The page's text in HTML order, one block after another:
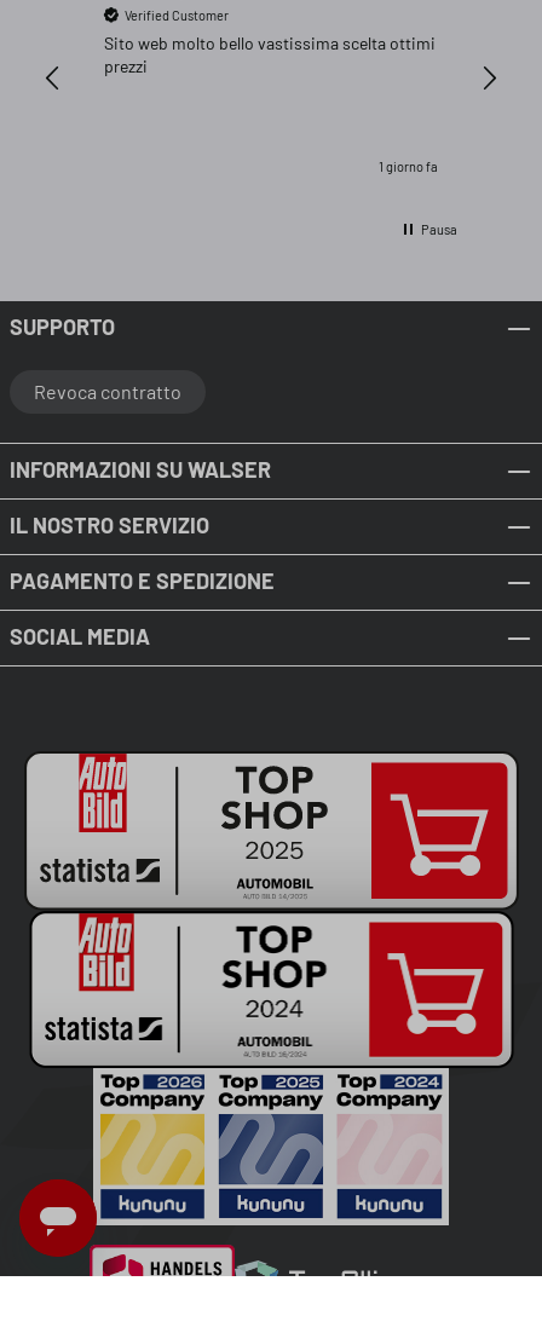
Verified Customer
Sito web molto bello vastissima scelta ottimi
prezzi
1 giorno fa
Pausa
SUPPORTO
Revoca contratto
INFORMAZIONI SU WALSER
IL NOSTRO SERVIZIO
PAGAMENTO E SPEDIZIONE
SOCIAL MEDIA